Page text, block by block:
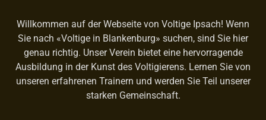
Willkommen auf der Webseite von Voltige Ipsach! Wenn
Sie nach «Voltige in Blankenburg» suchen, sind Sie hier
genau richtig. Unser Verein bietet eine hervorragende
Ausbildung in der Kunst des Voltigierens. Lernen Sie von
unseren erfahrenen Trainern und werden Sie Teil unserer
starken Gemeinschaft.